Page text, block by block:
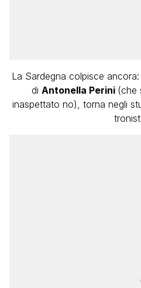
La Sardegna colpisce ancora:
di Antonella Perini (che
inaspettato no), torna negli